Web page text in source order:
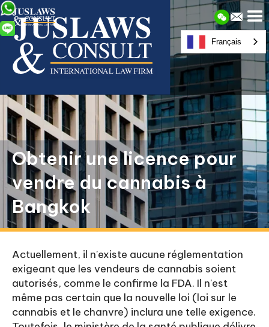
Obtenir une licence pour
vendre du cannabis à
Bangkok
Actuellement, il n'existe aucune réglementation
exigeant que les vendeurs de cannabis soient
autorisés, comme le confirme la FDA. Il n'est
même pas certain que la nouvelle loi (loi sur le
cannabis et le chanvre) inclura une telle exigence.
Français